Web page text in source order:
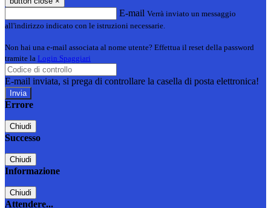
E-mail Verrà inviato un messaggio
all'indirizzo indicato con le istruzioni necessarie.
Non hai una e-mail associata al nome utente? Effettua il reset della password
tramite la Login Spaggiari
E-mail inviata, si prega di controllare la casella di posta elettronica!
Errore
Chiudi
Successo
Chiudi
Informazione
Chiudi
Attendere...